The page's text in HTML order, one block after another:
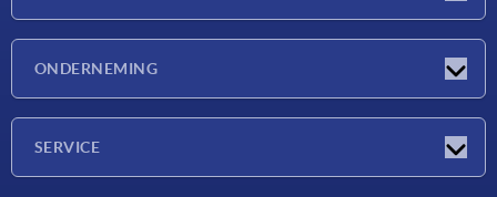
ONDERNEMING
SERVICE